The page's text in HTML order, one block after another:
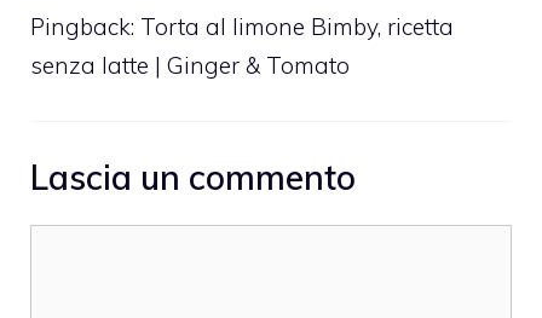
Pingback: Torta al limone Bimby, ricetta
senza latte | Ginger & Tomato
Lascia un commento